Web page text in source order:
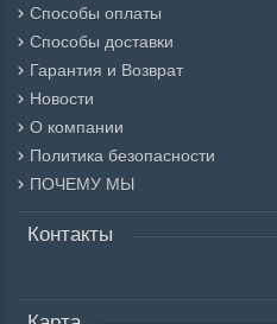
Способы оплаты
Способы доставки
Гарантия и Возврат
Новости
О компании
Политика безопасности
ПОЧЕМУ МЫ
Контакты